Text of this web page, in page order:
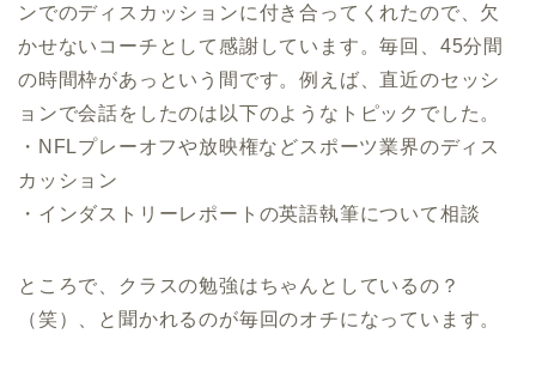
ンでのディスカッションに付き合ってくれたので、欠
かせないコーチとして感謝しています。毎回、45分間
の時間枠があっという間です。例えば、直近のセッシ
ョンで会話をしたのは以下のようなトピックでした。
・NFLプレーオフや放映権などスポーツ業界のディス
カッション
・インダストリーレポートの英語執筆について相談
ところで、クラスの勉強はちゃんとしているの？
（笑）、と聞かれるのが毎回のオチになっています。